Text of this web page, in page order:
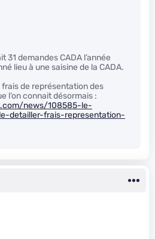
31 demandes CADA l’année
lieu à une saisine de la CADA.
de représentation des
l’on connait désormais :
news/108585-le-
detailler-frais-representation-